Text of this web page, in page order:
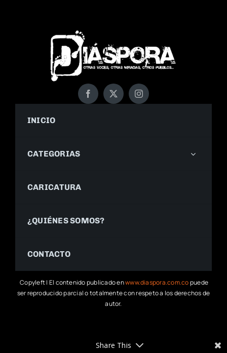
INICIO
CATEGORIAS
CARICATURA
¿QUIÉNES SOMOS?
CONTACTO
Copyleft | El contenido publicado enwww.diaspora.com.copuede
ser reproducido parcial o totalmente con respeto a los derechos de
autor.
Share This